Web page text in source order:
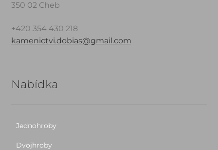
350 02 Cheb
+420 354 430 218
kamenictvi.dobias@gmail.com
Nabídka
Jednohroby
Dvojhroby